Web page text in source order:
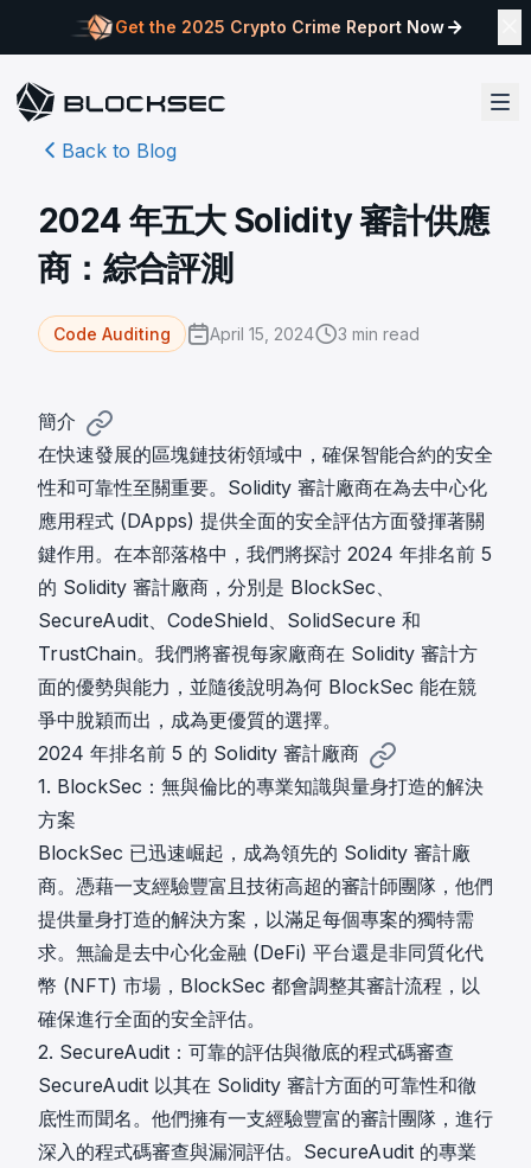
Get the 2025 Crypto Crime Report Now
Back to Blog
2024 年五大 Solidity 審計供應
商：綜合評測
Code Auditing April 15, 2024 3 min read
簡介
在快速發展的區塊鏈技術領域中，確保智能合約的安全
性和可靠性至關重要。Solidity 審計廠商在為去中心化
應用程式 (DApps) 提供全面的安全評估方面發揮著關
鍵作用。在本部落格中，我們將探討 2024 年排名前 5
的 Solidity 審計廠商，分別是 BlockSec、
SecureAudit、CodeShield、SolidSecure 和
TrustChain。我們將審視每家廠商在 Solidity 審計方
面的優勢與能力，並隨後說明為何 BlockSec 能在競
爭中脫穎而出，成為更優質的選擇。
2024 年排名前 5 的 Solidity 審計廠商
1. BlockSec：無與倫比的專業知識與量身打造的解決
方案
BlockSec 已迅速崛起，成為領先的 Solidity 審計廠
商。憑藉一支經驗豐富且技術高超的審計師團隊，他們
提供量身打造的解決方案，以滿足每個專案的獨特需
求。無論是去中心化金融 (DeFi) 平台還是非同質化代
幣 (NFT) 市場，BlockSec 都會調整其審計流程，以
確保進行全面的安全評估。
2. SecureAudit：可靠的評估與徹底的程式碼審查
SecureAudit 以其在 Solidity 審計方面的可靠性和徹
底性而聞名。他們擁有一支經驗豐富的審計團隊，進行
深入的程式碼審查與漏洞評估。SecureAudit 的專業